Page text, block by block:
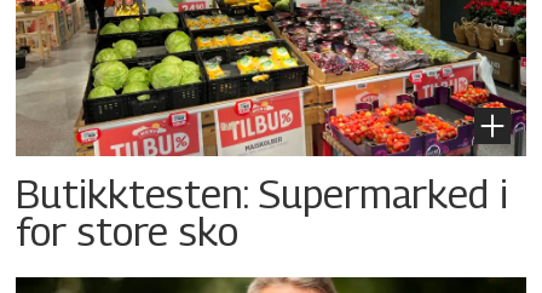
Butikktesten: Supermarked i
for store sko